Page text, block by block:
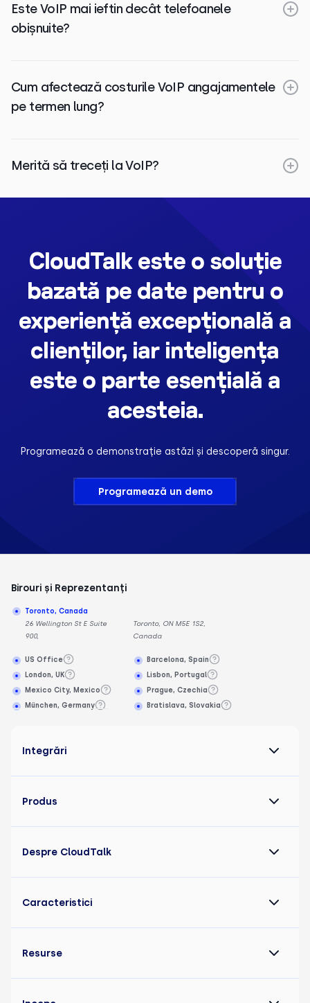
Este VoIP mai ieftin decât telefoanele
obișnuite?
Cum afectează costurile VoIP angajamentele
pe termen lung?
Merită să treceți la VoIP?
CloudTalk este o soluție
bazată pe date pentru o
experiență excepțională a
clienților, iar inteligența
este o parte esențială a
acesteia.
Programează o demonstrație astăzi și descoperă singur.
Programează un demo
Birouri și Reprezentanți
Toronto, Canada
26 Wellington St E Suite
900,
Toronto, ON M5E 1S2,
Canada
US Office
London, UK
Mexico City, Mexico
München, Germany
Barcelona, Spain
Lisbon, Portugal
Prague, Czechia
Bratislava, Slovakia
Integrări
Produs
Despre CloudTalk
Caracteristici
Resurse